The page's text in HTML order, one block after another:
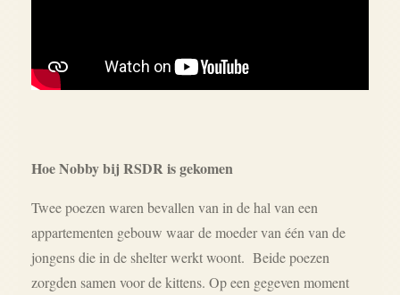
Hoe Nobby bij RSDR is gekomen
Twee poezen waren bevallen van in de hal van een
appartementen gebouw waar de moeder van één van de
jongens die in de shelter werkt woont. Beide poezen
zorgden samen voor de kittens. Op een gegeven moment